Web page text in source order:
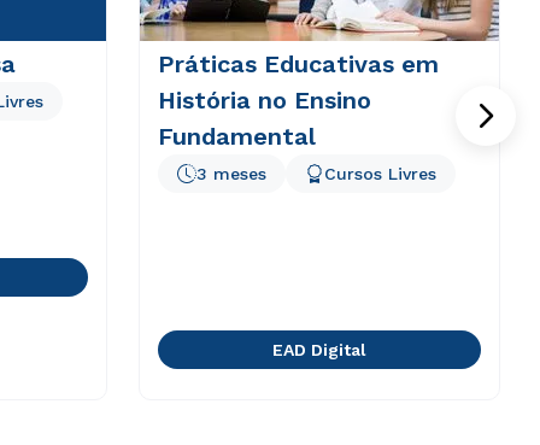
Práticas Educativas em
História no Ensino
Fundamental
3 meses Cursos Livres
EAD Digital